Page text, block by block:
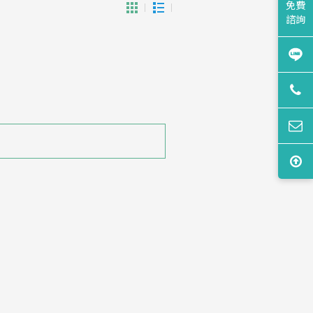
免費
諮詢